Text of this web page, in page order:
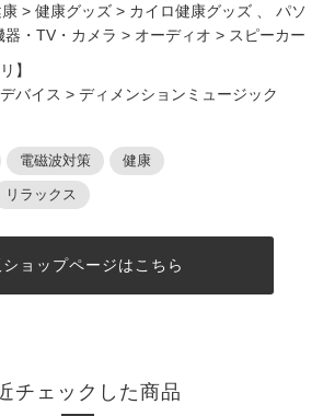
>健康グッズ > カイロ健康グッズ 、パソ
器・TV・カメラ > オーディオ > スピーカー
】
バイス >ディメンションミュージック
電磁波対策 健康
リラックス
ショップページはこちら
チェックした商品